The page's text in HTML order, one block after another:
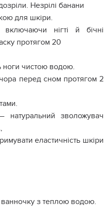
Незрілі банани
для шкіри.
включаючи нігті й бічні
протягом 20
ноги чистою водою.
перед сном протягом 2
зволожувач
еластичність шкіри
з теплою водою.